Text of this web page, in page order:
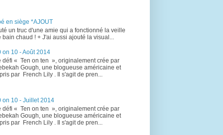
en siège *AJOUT
un truc d'une amie qui a fonctionné la veille
chaud ! + J'ai aussi ajouté la visual...
on 10 - Août 2014
défi « Ten on ten », originalement crée par
Gough, une blogueuse américaine et
par French Lily . Il s'agit de pren...
on 10 - Juillet 2014
défi « Ten on ten », originalement crée par
Gough, une blogueuse américaine et
par French Lily . Il s'agit de pren...